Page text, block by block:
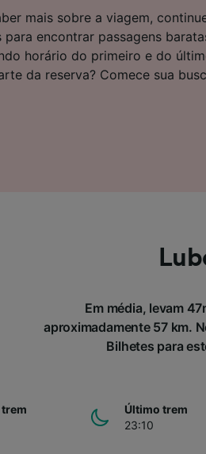
mais sobre a viagem,
para encontrar passagens
horário do primeiro e do
da reserva? Comece sua
Em média, levam
aproximadamente 57 km.
Bilhetes para
Último trem
23:10
Lista de